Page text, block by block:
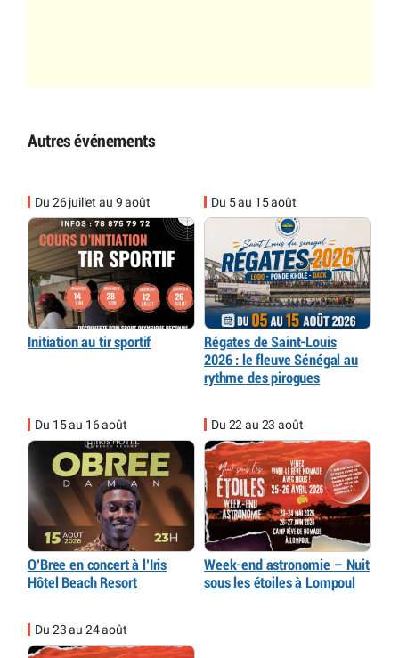
Autres événements
Du 26 juillet au 9 août
Initiation au tir sportif
Du 5 au 15 août
Régates de Saint-Louis
2026 : le fleuve Sénégal au
rythme des pirogues
Du 15 au 16 août
O’Bree en concert à l’Iris
Hôtel Beach Resort
Du 22 au 23 août
Week-end astronomie – Nuit
sous les étoiles à Lompoul
Du 23 au 24 août